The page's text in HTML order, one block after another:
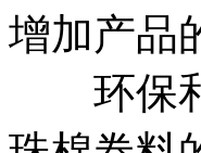
增加产品
环保和